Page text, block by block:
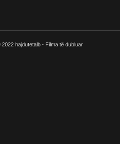
2022 hajdutetalb - Filma të dubluar